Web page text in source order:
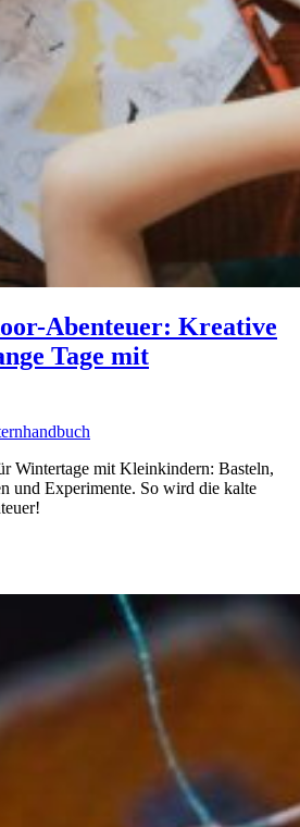
Abenteuer: Kreative
Tage mit
Wintertage mit Kleinkindern: Basteln,
und Experimente. So wird die kalte